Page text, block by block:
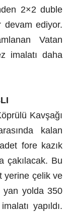
2×2 duble
devam ediyor.
Vatan
imalatı daha
Kavşağı
kalan
fore kazık
çakılacak. Bu
yerine çelik ve
yan yolda 350
yapıldı.